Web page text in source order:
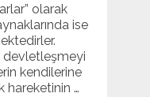
olarak
ise
devletleşmeyi
kendilerine
hareketinin …